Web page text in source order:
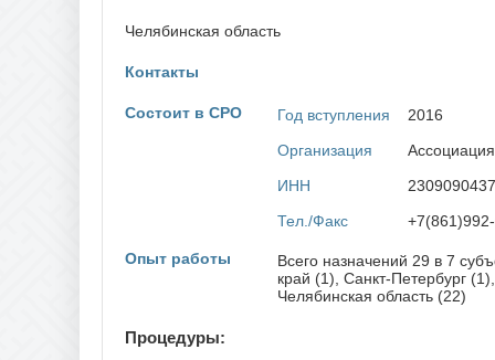
Кабардино-Балкарская Республика
Кемеровская область
Челябинская область
Контакты
Состоит в СРО Год вступления
2016
Организация
ИНН
2309090437
Тел./Факс
Опыт работы
Всего назначений 29 в 7
край (1), Санкт-Петербург
Челябинская область (22)
Процедуры: